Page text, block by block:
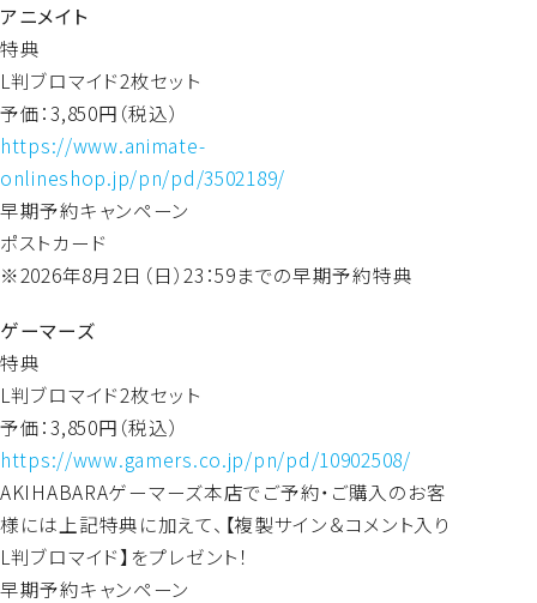
アニメイト
特典
L判ブロマイド2枚セット
予価：3,850円（税込）
https://www.animate-
onlineshop.jp/pn/pd/3502189/
早期予約キャンペーン
ポストカード
※2026年8月2日（日）23：59までの早期予約特典
ゲーマーズ
特典
L判ブロマイド2枚セット
予価：3,850円（税込）
https://www.gamers.co.jp/pn/pd/10902508/
AKIHABARAゲーマーズ本店でご予約・ご購入のお客
様には上記特典に加えて、【複製サイン＆コメント入り
L判ブロマイド】をプレゼント！
早期予約キャンペーン